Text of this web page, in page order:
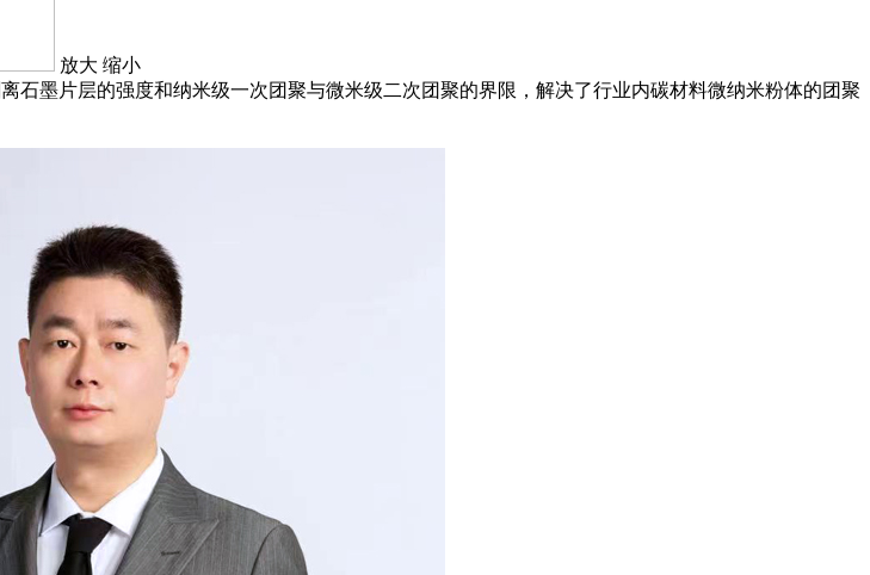
放大 缩小
墨片层的强度和纳米级一次团聚与微米级二次团聚的界限，解决了行业内碳材料微纳米粉体的团聚